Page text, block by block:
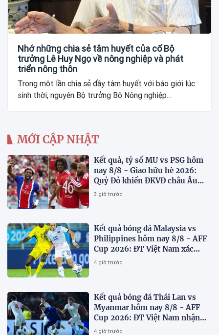
Nhớ những chia sẻ tâm huyết của cố Bộ
trưởng Lê Huy Ngọ về nông nghiệp và phát
triển nông thôn
Trong một lần chia sẻ đầy tâm huyết với báo giới lúc
sinh thời, nguyên Bộ trưởng Bộ Nông nghiệp...
MỚI CẬP NHẬT
Kết quả, tỷ số MU vs PSG hôm
nay 8/8 - Giao hữu hè 2026:
Quỷ Đỏ khiến ĐKVĐ châu Âu
toát mồ hôi
3 giờ trước
Kết quả bóng đá Malaysia vs
Philippines hôm nay 8/8 - AFF
Cup 2026: ĐT Việt Nam xác
định đối thủ
4 giờ trước
Kết quả bóng đá Thái Lan vs
Myanmar hôm nay 8/8 - AFF
Cup 2026: ĐT Việt Nam nhận
'chiến thư'
4 giờ trước